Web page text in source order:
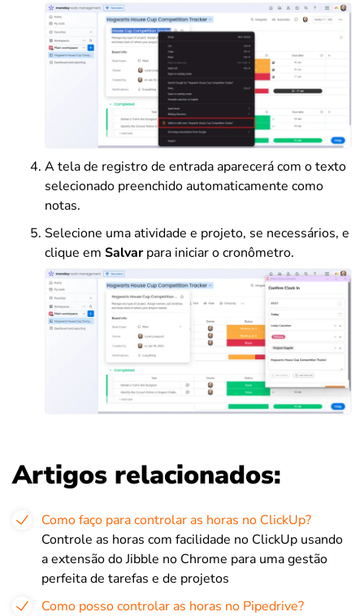
A tela de registro de entrada aparecerá com o texto
selecionado preenchido automaticamente como
notas.
Selecione uma atividade e projeto, se necessários, e
clique em Salvarpara iniciar o cronômetro.
Artigos relacionados:
Como faço para controlar as horas no ClickUp?
Controle as horas com facilidade no ClickUp usando
a extensão do Jibble no Chrome para uma gestão
perfeita de tarefas e de projetos
Como posso controlar as horas no Pipedrive?